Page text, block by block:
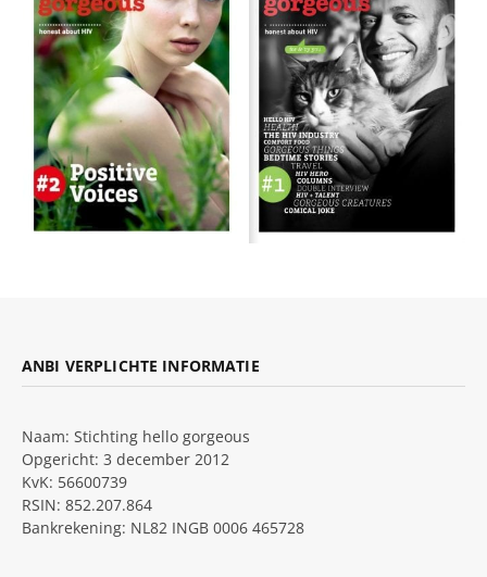
ANBI VERPLICHTE INFORMATIE
Naam: Stichting hello gorgeous
Opgericht: 3 december 2012
KvK: 56600739
RSIN: 852.207.864
Bankrekening: NL82 INGB 0006 465728